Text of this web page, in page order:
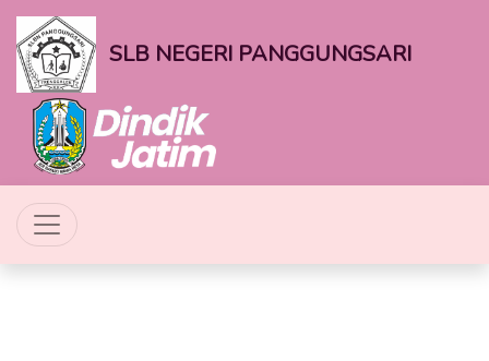
SLB NEGERI PANGGUNGSARI